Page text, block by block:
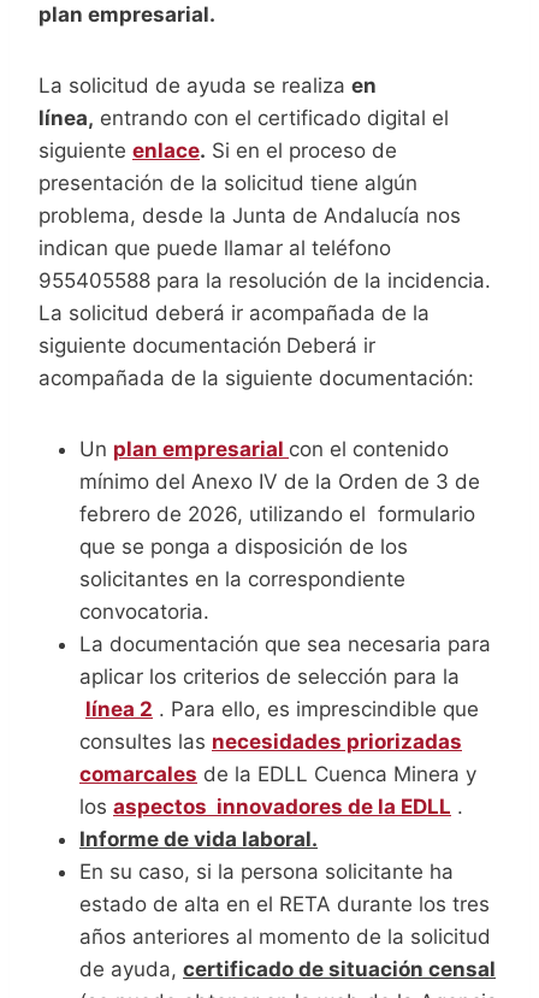
plan empresarial.
La solicitud de ayuda se realiza en
línea, entrando con el certificado digital el
siguiente enlace. Si en el proceso de
presentación de la solicitud tiene algún
problema, desde la Junta de Andalucía nos
indican que puede llamar al teléfono
955405588 para la resolución de la incidencia.
La solicitud deberá ir acompañada de la
siguiente documentación Deberá ir
acompañada de la siguiente documentación:
Un plan empresarial con el contenido
mínimo del Anexo IV de la Orden de 3 de
febrero de 2026, utilizando el formulario
que se ponga a disposición de los
solicitantes en la correspondiente
convocatoria.
La documentación que sea necesaria para
aplicar los criterios de selección para la
línea 2 . Para ello, es imprescindible que
consultes las necesidades priorizadas
comarcales de la EDLL Cuenca Minera y
los aspectos innovadores de la EDLL .
Informe de vida laboral.
En su caso, si la persona solicitante ha
estado de alta en el RETA durante los tres
años anteriores al momento de la solicitud
de ayuda, certificado de situación censal